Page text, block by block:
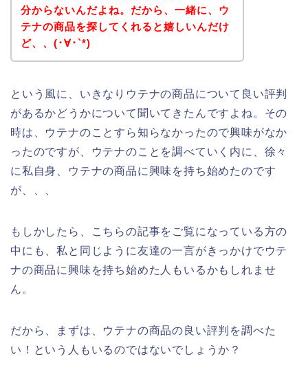
分からないんだよね。だから、一緒に、ウ
テナの商品を探してくれると嬉しいんだけ
ど、、(･∀･`*)
という風に、いきなりウテナの商品について良い評判
があるかどうかについて聞いてきたんですよね。その
時は、ウテナのことすら知らなかったので興味がなか
ったのですが、ウテナのことを調べていく内に、徐々
に私自身、ウテナの商品に興味を持ち始めたのです
が、、、
もしかしたら、こちらの記事をご覧になっている方の
中にも、私と同じように友達の一言がきっかけでウテ
ナの商品に興味を持ち始めた人もいるかもしれませ
ん。
だから、まずは、ウテナの商品の良い評判を調べた
い！という人もいるのではないでしょうか？